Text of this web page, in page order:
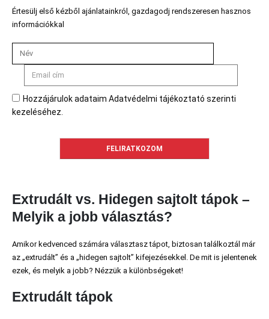
Értesülj első kézből ajánlatainkról, gazdagodj rendszeresen hasznos
információkkal
Hozzájárulok adataim Adatvédelmi tájékoztató szerinti
kezeléséhez.
Extrudált vs. Hidegen sajtolt tápok –
Melyik a jobb választás?
Amikor kedvenced számára választasz tápot, biztosan találkoztál már
az „extrudált” és a „hidegen sajtolt” kifejezésekkel. De mit is jelentenek
ezek, és melyik a jobb? Nézzük a különbségeket!
Extrudált tápok